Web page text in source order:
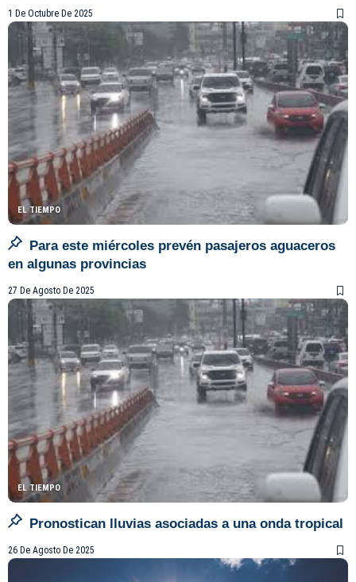
1 De Octubre De 2025
EL TIEMPO
Para este miércoles prevén pasajeros aguaceros
en algunas provincias
27 De Agosto De 2025
EL TIEMPO
Pronostican lluvias asociadas a una onda tropical
26 De Agosto De 2025